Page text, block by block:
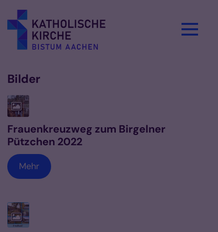
Bilder
Frauenkreuzweg zum Birgelner
Pützchen 2022
Mehr